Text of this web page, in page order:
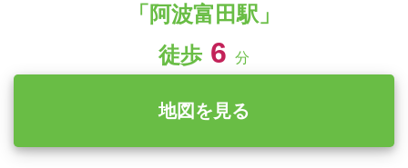
「阿波富田駅」
徒歩 6 分
地図を見る